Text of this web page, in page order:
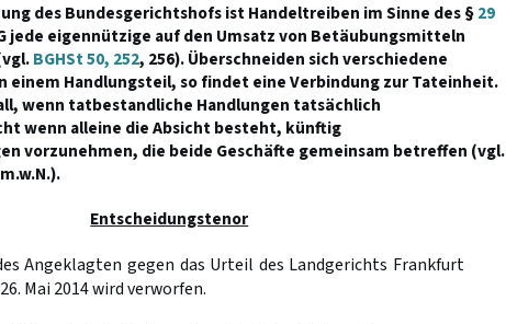
des Bundesgerichtshofs ist Handeltreiben im Sinne des §29
jede eigennützige auf den Umsatz von Betäubungsmitteln
BGHSt 50, 252, 256). Überschneiden sich verschiedene
einem Handlungsteil, so findet eine Verbindung zur Tateinheit.
wenn tatbestandliche Handlungen tatsächlich
wenn alleine die Absicht besteht, künftig
vorzunehmen, die beide Geschäfte gemeinsam betreffen (vgl.
Entscheidungstenor
Angeklagten gegen das Urteil des Landgerichts Frankfurt
Mai 2014 wird verworfen.